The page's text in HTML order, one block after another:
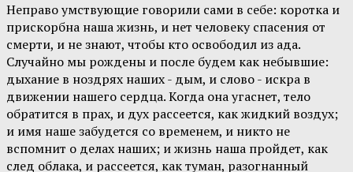
Неправо умствующие говорили сами в себе: коротка и
прискорбна наша жизнь, и нет человеку спасения от
смерти, и не знают, чтобы кто освободил из ада.
Случайно мы рождены и после будем как небывшие:
дыхание в ноздрях наших - дым, и слово - искра в
движении нашего сердца. Когда она угаснет, тело
обратится в прах, и дух рассеется, как жидкий воздух;
и имя наше забудется со временем, и никто не
вспомнит о делах наших; и жизнь наша пройдет, как
след облака, и рассеется, как туман, разогнанный